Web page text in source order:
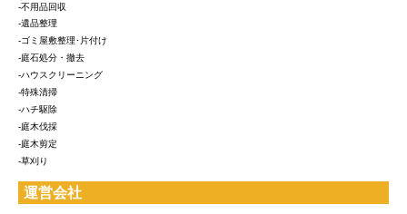
-不用品回収
-遺品整理
-ゴミ屋敷整理･片付け
-庭石処分・撤去
-ハウスクリーニング
-特殊清掃
-ハチ駆除
-庭木伐採
-庭木剪定
-草刈り
運営会社